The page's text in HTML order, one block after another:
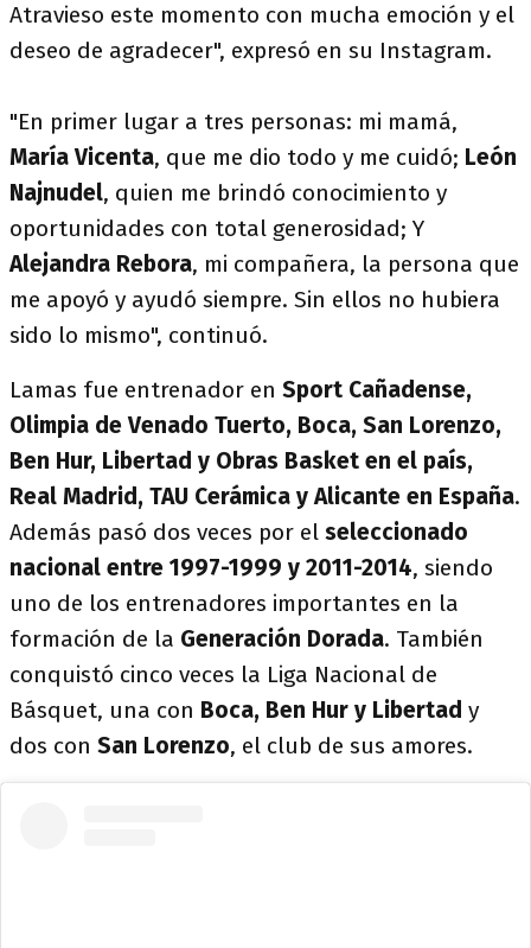
Atravieso este momento con mucha emoción y el
deseo de agradecer", expresó en su Instagram.
"En primer lugar a tres personas: mi mamá,
María Vicenta, que me dio todo y me cuidó; León
Najnudel, quien me brindó conocimiento y
oportunidades con total generosidad; Y
Alejandra Rebora, mi compañera, la persona que
me apoyó y ayudó siempre. Sin ellos no hubiera
sido lo mismo", continuó.
Lamas fue entrenador en Sport Cañadense,
Olimpia de Venado Tuerto, Boca, San Lorenzo,
Ben Hur, Libertad y Obras Basket en el país,
Real Madrid, TAU Cerámica y Alicante en España.
Además pasó dos veces por el seleccionado
nacional entre 1997-1999 y 2011-2014, siendo
uno de los entrenadores importantes en la
formación de la Generación Dorada. También
conquistó cinco veces la Liga Nacional de
Básquet, una con Boca, Ben Hur y Libertad y
dos con San Lorenzo, el club de sus amores.